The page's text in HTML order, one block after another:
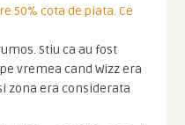
50% cota de piata. Ce
Stiu ca au fost
vremea cand Wizz era
zona era considerata